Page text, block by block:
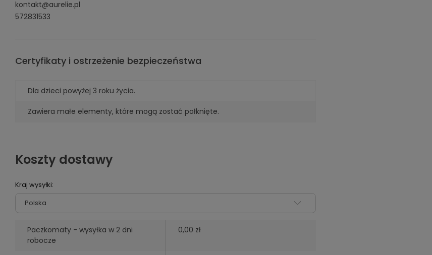
kontakt@aurelie.pl
572831533
Certyfikaty i ostrzeżenie bezpieczeństwa
Dla dzieci powyżej 3 roku życia.
Zawiera małe elementy, które mogą zostać połknięte.
Koszty dostawy
Kraj wysyłki:
Paczkomaty - wysyłka w 2 dni
robocze
0,00 zł